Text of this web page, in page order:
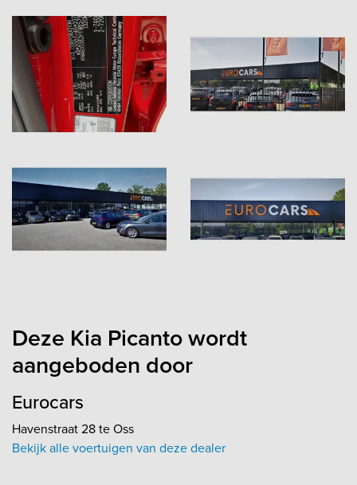
Deze Kia Picanto wordt
aangeboden door
Eurocars
Havenstraat 28 te Oss
Bekijk alle voertuigen van deze dealer